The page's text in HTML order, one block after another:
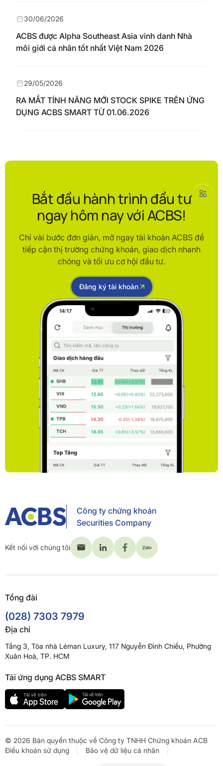
ACBS được Alpha Southeast Asia vinh danh Nhà
môi giới cá nhân tốt nhất Việt Nam 2026
30/06/2026
RA MẮT TÍNH NĂNG MỚI STOCK SPIKE TRÊN ỨNG
DỤNG ACBS SMART TỪ 01.06.2026
29/05/2026
Bắt đầu hành trình đầu tư
ngay hôm nay với ACBS!
Chỉ vài bước đơn giản, mở ngay tài khoản ACBS để
tiếp cận thị trường chứng khoán, giao dịch nhanh
chóng và tối ưu cơ hội đầu tư.
Đăng ký tài khoản
Công ty chứng khoán
Securities Company
Kết nối với chúng tôi
Tổng đài
(028) 7303 7979
Địa chỉ
Tầng 3, Tòa nhà Léman Luxury, 117 Nguyễn Đình Chiểu, Phường
Xuân Hoà, TP. HCM
Tải ứng dụng ACBS SMART
© 2026 Bản quyền thuộc về Công ty TNHH Chứng khoán ACB
Điều khoản sử dụng
Bảo vệ dữ liệu cá nhân